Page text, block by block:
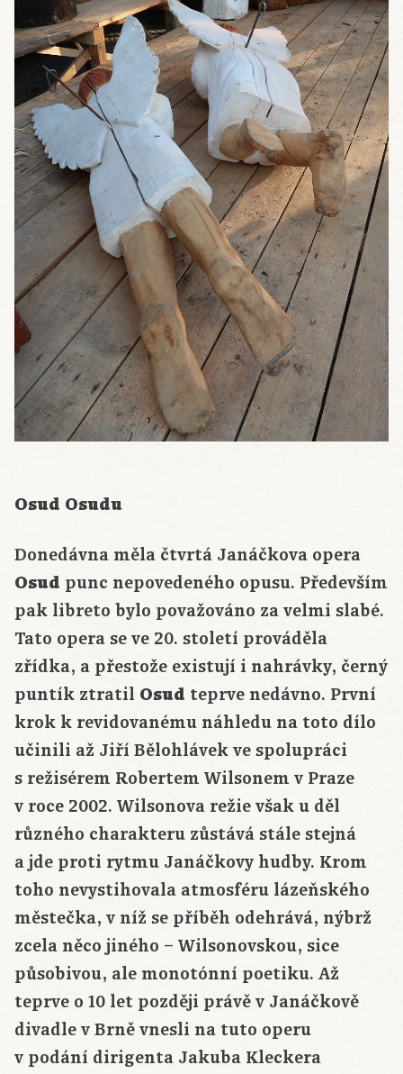
Osud Osudu
Donedávna měla čtvrtá Janáčkova opera
Osud punc nepovedeného opusu. Především
pak libreto bylo považováno za velmi slabé.
Tato opera se ve 20. století prováděla
zřídka, a přestože existují i nahrávky, černý
puntík ztratil Osud teprve nedávno. První
krok k revidovanému náhledu na toto dílo
učinili až Jiří Bělohlávek ve spolupráci
s režisérem Robertem Wilsonem v Praze
v roce 2002. Wilsonova režie však u děl
různého charakteru zůstává stále stejná
a jde proti rytmu Janáčkovy hudby. Krom
toho nevystihovala atmosféru lázeňského
městečka, v níž se příběh odehrává, nýbrž
zcela něco jiného – Wilsonovskou, sice
působivou, ale monotónní poetiku. Až
teprve o 10 let později právě v Janáčkově
divadle v Brně vnesli na tuto operu
v podání dirigenta Jakuba Kleckera